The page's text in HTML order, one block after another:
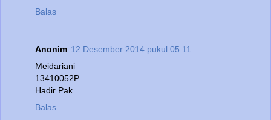
Balas
Anonim 12 Desember 2014 pukul 05.11
Meidariani
13410052P
Hadir Pak
Balas